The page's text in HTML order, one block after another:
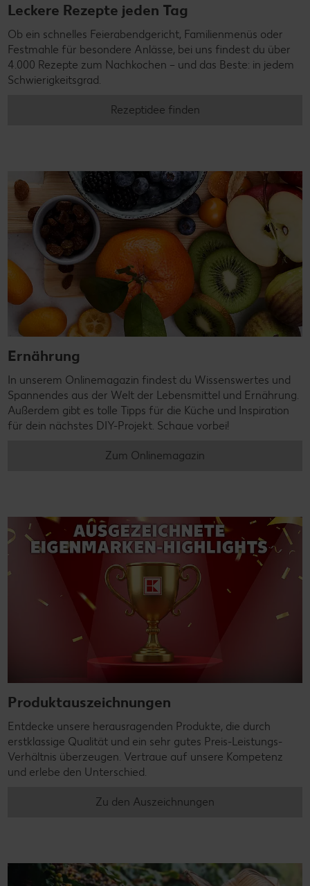
Leckere Rezepte jeden Tag
Ob ein schnelles Feierabendgericht, Familienmenüs oder
Festmahle für besondere Anlässe, bei uns findest du über
4.000 Rezepte zum Nachkochen – und das Beste: in jedem
Schwierigkeitsgrad.
Rezeptidee finden
Ernährung
In unserem Onlinemagazin findest du Wissenswertes und
Spannendes aus der Welt der Lebensmittel und Ernährung.
Außerdem gibt es tolle Tipps für die Küche und Inspiration
für dein nächstes DIY-Projekt. Schaue vorbei!
Zum Onlinemagazin
Produktauszeichnungen
Entdecke unsere herausragenden Produkte, die durch
erstklassige Qualität und ein sehr gutes Preis-Leistungs-
Verhältnis überzeugen. Vertraue auf unsere Kompetenz
und erlebe den Unterschied.
Zu den Auszeichnungen